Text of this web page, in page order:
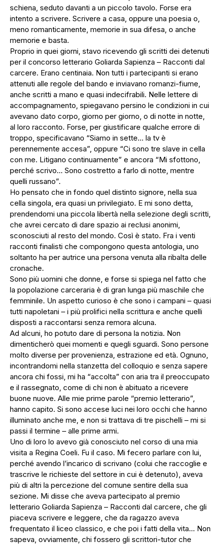
schiena, seduto davanti a un piccolo tavolo. Forse era
intento a scrivere. Scrivere a casa, oppure una poesia o,
meno romanticamente, memorie in sua difesa, o anche
memorie e basta.
Proprio in quei giorni, stavo ricevendo gli scritti dei detenuti
per il concorso letterario Goliarda Sapienza – Racconti dal
carcere. Erano centinaia. Non tutti i partecipanti si erano
attenuti alle regole del bando e inviavano romanzi-fiume,
anche scritti a mano e quasi indecifrabili. Nelle lettere di
accompagnamento, spiegavano persino le condizioni in cui
avevano dato corpo, giorno per giorno, o di notte in notte,
al loro racconto. Forse, per giustificare qualche errore di
troppo, specificavano “Siamo in sette… la tv è
perennemente accesa”, oppure “Ci sono tre slave in cella
con me. Litigano continuamente” e ancora “Mi sfottono,
perché scrivo… Sono costretto a farlo di notte, mentre
quelli russano”.
Ho pensato che in fondo quel distinto signore, nella sua
cella singola, era quasi un privilegiato. E mi sono detta,
prendendomi una piccola libertà nella selezione degli scritti,
che avrei cercato di dare spazio ai reclusi anonimi,
sconosciuti al resto del mondo. Così è stato. Fra i venti
racconti finalisti che compongono questa antologia, uno
soltanto ha per autrice una persona venuta alla ribalta delle
cronache.
Sono più uomini che donne, e forse si spiega nel fatto che
la popolazione carceraria è di gran lunga più maschile che
femminile. Un aspetto curioso è che sono i campani – quasi
tutti napoletani – i più prolifici nella scrittura e anche quelli
disposti a raccontarsi senza remora alcuna.
Ad alcuni, ho potuto dare di persona la notizia. Non
dimenticherò quei momenti e quegli sguardi. Sono persone
molto diverse per provenienza, estrazione ed età. Ognuno,
incontrandomi nella stanzetta del colloquio e senza sapere
ancora chi fossi, mi ha “accolta” con aria tra il preoccupato
e il rassegnato, come di chi non è abituato a ricevere
buone nuove. Alle mie prime parole “premio letterario”,
hanno capito. Si sono accese luci nei loro occhi che hanno
illuminato anche me, e non si trattava di tre pischelli – mi si
passi il termine – alle prime armi.
Uno di loro lo avevo già conosciuto nel corso di una mia
visita a Regina Coeli. Fu il caso. Mi fecero parlare con lui,
perché avendo l’incarico di scrivano (colui che raccoglie e
trascrive le richieste del settore in cui è detenuto), aveva
più di altri la percezione del comune sentire della sua
sezione. Mi disse che aveva partecipato al premio
letterario Goliarda Sapienza – Racconti dal carcere, che gli
piaceva scrivere e leggere, che da ragazzo aveva
frequentato il liceo classico, e che poi i fatti della vita… Non
sapeva, ovviamente, chi fossero gli scrittori-tutor che